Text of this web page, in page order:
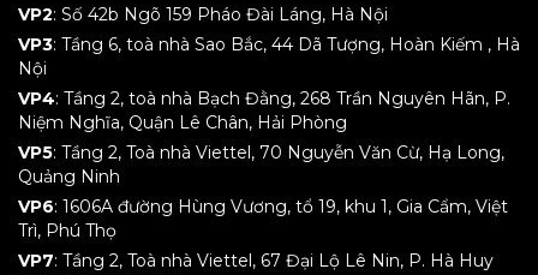
VP2: Số 42b Ngõ 159 Pháo Đài Láng, Hà Nội
VP3: Tầng 6, toà nhà Sao Bắc, 44 Dã Tượng, Hoàn Kiếm , Hà
Nội
VP4: Tầng 2, toà nhà Bạch Đằng, 268 Trần Nguyên Hãn, P.
Niệm Nghĩa, Quận Lê Chân, Hải Phòng
VP5: Tầng 2, Toà nhà Viettel, 70 Nguyễn Văn Cừ, Hạ Long,
Quảng Ninh
VP6: 1606A đường Hùng Vương, tổ 19, khu 1, Gia Cẩm, Việt
Trì, Phú Thọ
VP7: Tầng 2, Toà nhà Viettel, 67 Đại Lộ Lê Nin, P. Hà Huy